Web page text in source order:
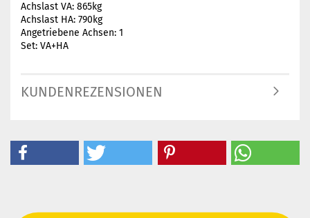
Achslast VA: 865kg
Achslast HA: 790kg
Angetriebene Achsen: 1
Set: VA+HA
KUNDENREZENSIONEN